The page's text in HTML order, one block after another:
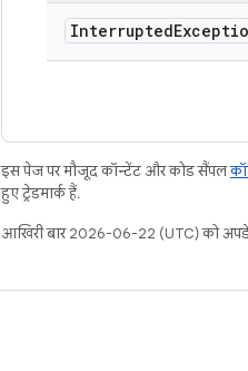
Interrupted
इस पेज पर मौजूद कॉन्टेंट और कोड सैंपल
हुए ट्रेडमार्क हैं.
आखिरी बार 2026-06-22 (UTC) को